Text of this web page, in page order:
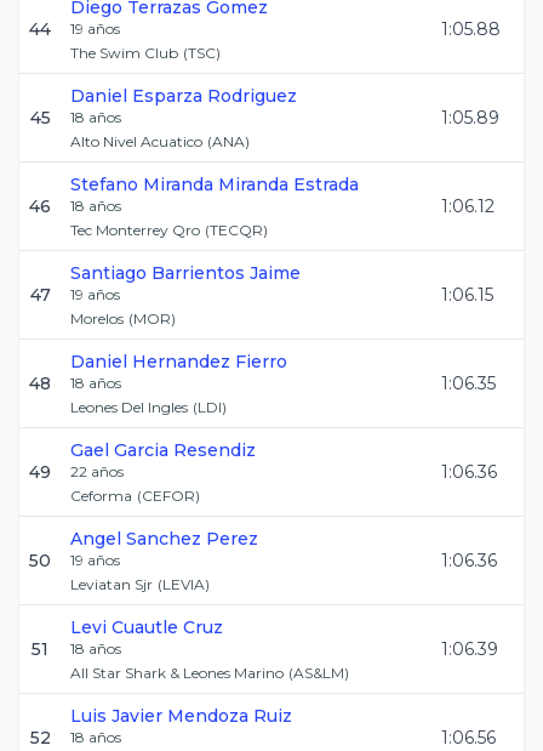
44
Diego Terrazas Gomez
19 años
The Swim Club (TSC)
1:05.88
45
Daniel Esparza Rodriguez
18 años
Alto Nivel Acuatico (ANA)
1:05.89
46
Stefano Miranda Miranda Estrada
18 años
Tec Monterrey Qro (TECQR)
1:06.12
47
Santiago Barrientos Jaime
19 años
Morelos (MOR)
1:06.15
48
Daniel Hernandez Fierro
18 años
Leones Del Ingles (LDI)
1:06.35
49
Gael Garcia Resendiz
22 años
Ceforma (CEFOR)
1:06.36
50
Angel Sanchez Perez
19 años
Leviatan Sjr (LEVIA)
1:06.36
51
Levi Cuautle Cruz
18 años
All Star Shark & Leones Marino (AS&LM)
1:06.39
52
Luis Javier Mendoza Ruiz
18 años
1:06.56